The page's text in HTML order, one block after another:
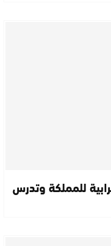
للمملكة وتدرس